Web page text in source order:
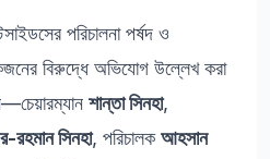
পরিচালনা পর্ষদ ও
বিরুদ্ধে অভিযোগ উল্লেখ করা
শান্তা সিনহা,
রহমান সিনহা, পরিচালকআহসান